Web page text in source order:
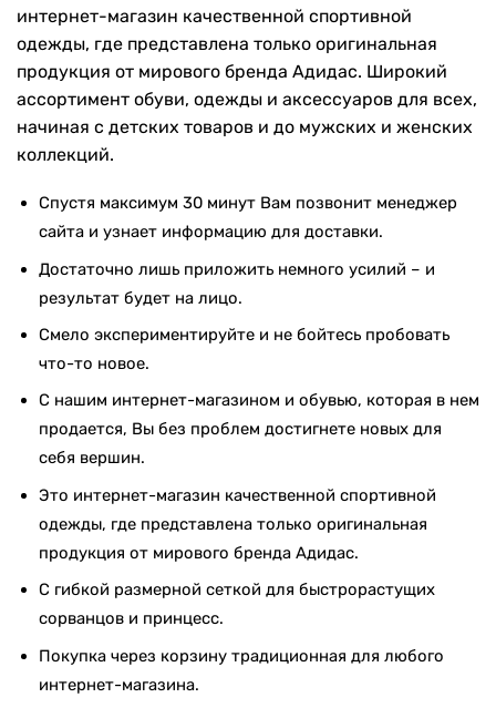
интернет-магазин качественной спортивной
одежды, где представлена только оригинальная
продукция от мирового бренда Адидас. Широкий
ассортимент обуви, одежды и аксессуаров для всех,
начиная с детских товаров и до мужских и женских
коллекций.
Спустя максимум 30 минут Вам позвонит менеджер
сайта и узнает информацию для доставки.
Достаточно лишь приложить немного усилий – и
результат будет на лицо.
Смело экспериментируйте и не бойтесь пробовать
что-то новое.
С нашим интернет-магазином и обувью, которая в нем
продается, Вы без проблем достигнете новых для
себя вершин.
Это интернет-магазин качественной спортивной
одежды, где представлена только оригинальная
продукция от мирового бренда Адидас.
С гибкой размерной сеткой для быстрорастущих
сорванцов и принцесс.
Покупка через корзину традиционная для любого
интернет-магазина.